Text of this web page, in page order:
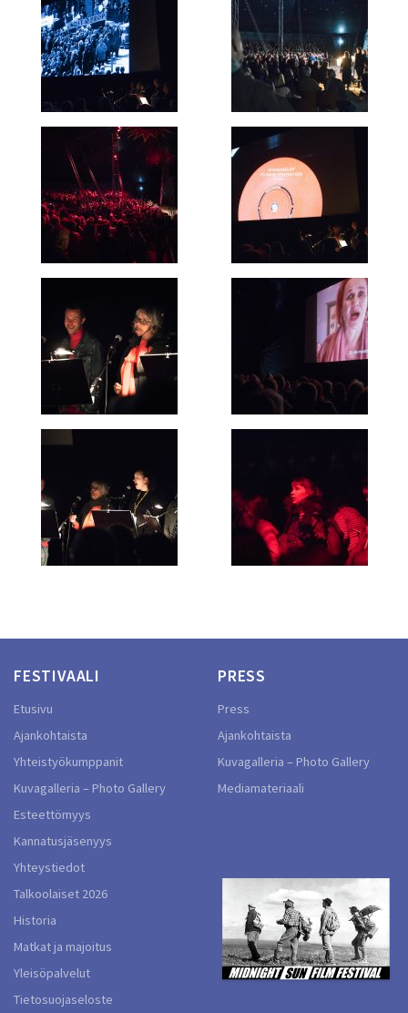
FESTIVAALI
Etusivu
Ajankohtaista
Yhteistyökumppanit
Kuvagalleria – Photo Gallery
Esteettömyys
Kannatusjäsenyys
Yhteystiedot
Talkoolaiset 2026
Historia
Matkat ja majoitus
Yleisöpalvelut
Tietosuojaseloste
PRESS
Press
Ajankohtaista
Kuvagalleria – Photo Gallery
Mediamateriaali